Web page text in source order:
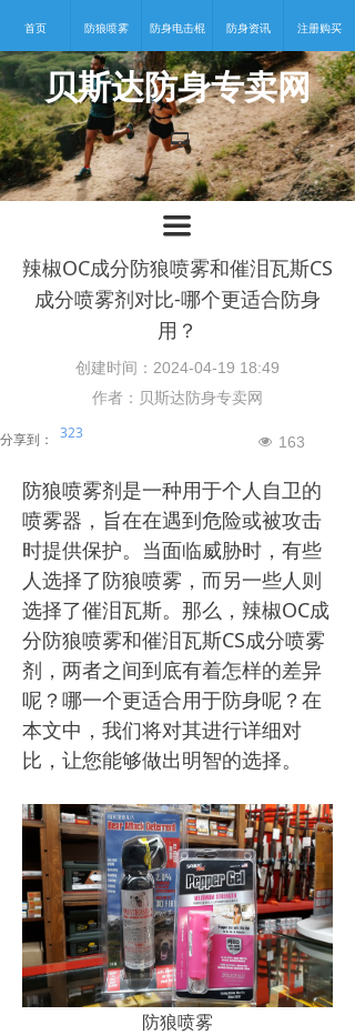
贝斯达防身专卖网
首页 防狼喷雾 防身电击棍 防身资讯 注册购买
넡
辣椒OC成分防狼喷雾和催泪瓦斯CS
成分喷雾剂对比-哪个更适合防身
用？
防狼喷雾剂是一种用于个人自卫的
喷雾器，旨在在遇到危险或被攻击
时提供保护。当面临威胁时，有些
人选择了防狼喷雾，而另一些人则
选择了催泪瓦斯。那么，辣椒OC成
分防狼喷雾和催泪瓦斯CS成分喷雾
剂，两者之间到底有着怎样的差异
呢？哪一个更适合用于防身呢？在
本文中，我们将对其进行详细对
比，让您能够做出明智的选择。
防狼喷雾
넶 163
分享到： 323
创建时间： 2024-04-19 18:49
作者：贝斯达防身专卖网
끀